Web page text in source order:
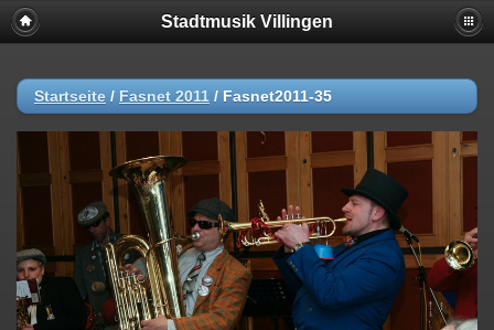
Stadtmusik Villingen
Startseite / Fasnet 2011 / Fasnet2011-35